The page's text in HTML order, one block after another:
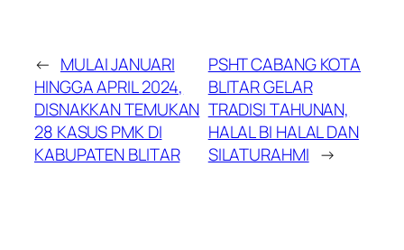
← MULAI JANUARI
HINGGA APRIL 2024,
DISNAKKAN TEMUKAN
28 KASUS PMK DI
KABUPATEN BLITAR
PSHT CABANG KOTA
BLITAR GELAR
TRADISI TAHUNAN,
HALAL BI HALAL DAN
SILATURAHMI →